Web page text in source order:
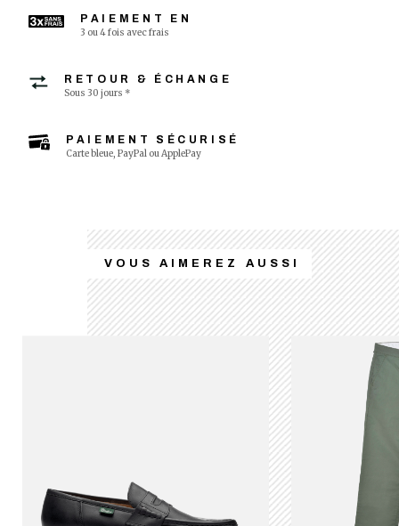
PAIEMENT EN
3 ou 4 fois avec frais
RETOUR & ÉCHANGE
Sous 30 jours *
PAIEMENT SÉCURISÉ
Carte bleue, PayPal ou ApplePay
VOUS AIMEREZ AUSSI